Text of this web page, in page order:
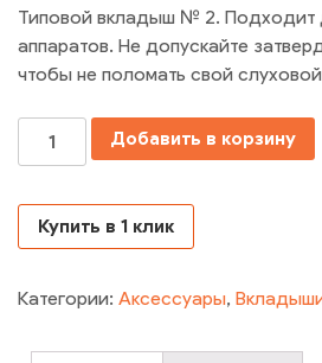
Типовой вкладыш № 2. Подходит
аппаратов. Не допускайте
чтобы не поломать свой
КоличествоДобавить в корзину
Купить в 1 клик
Категории: Аксессуары,